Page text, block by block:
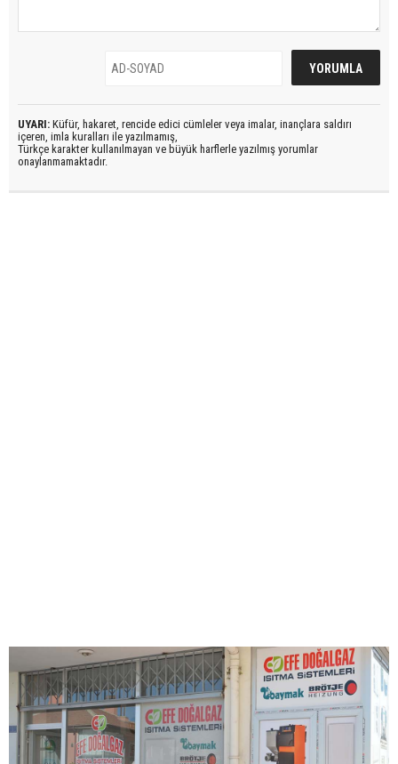
UYARI: Küfür, hakaret, rencide edici cümleler veya imalar, inançlara saldırı
içeren, imla kuralları ile yazılmamış,
Türkçe karakter kullanılmayan ve büyük harflerle yazılmış yorumlar
onaylanmamaktadır.